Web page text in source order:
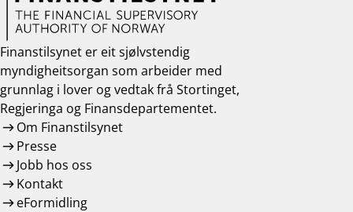
Finanstilsynet er eit sjølvstendig
myndigheitsorgan som arbeider med
grunnlag i lover og vedtak frå Stortinget,
Regjeringa og Finansdepartementet.
Om Finanstilsynet
Presse
Jobb hos oss
Kontakt
eFormidling